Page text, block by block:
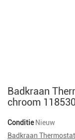
Badkraan
chroom
Conditie Nieuw
Badkraan